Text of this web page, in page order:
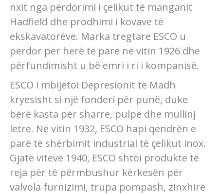
nxit nga përdorimi i çelikut të manganit
Hadfield dhe prodhimi i kovave të
ekskavatorëve. Marka tregtare ESCO u
përdor për herë të parë në vitin 1926 dhe
përfundimisht u bë emri i ri i kompanisë.
ESCO i mbijetoi Depresionit të Madh
kryesisht si një fonderi për punë, duke
bërë kasta për sharre, pulpë dhe mullinj
letre. Në vitin 1932, ESCO hapi qendrën e
parë të shërbimit industrial të çelikut inox.
Gjatë viteve 1940, ESCO shtoi produkte të
reja për të përmbushur kërkesën për
valvola furnizimi, trupa pompash, zinxhirë